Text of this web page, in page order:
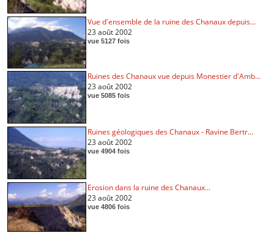
Vue d'ensemble de la ruine des Chanaux depuis...
23 août 2002
vue 5127 fois
Ruines des Chanaux vue depuis Monestier d'Amb...
23 août 2002
vue 5085 fois
Ruines géologiques des Chanaux - Ravine Bertr...
23 août 2002
vue 4904 fois
Erosion dans la ruine des Chanaux...
23 août 2002
vue 4806 fois